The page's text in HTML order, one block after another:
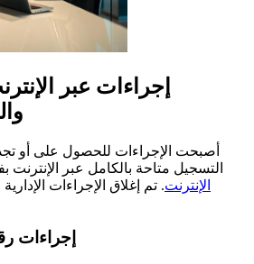
إجراءات عبر
أصبحت الإجراءات للحصول على أو
التسجيل متاحة بالكامل عبر الإنترنت
الإنترنت
إجراءات